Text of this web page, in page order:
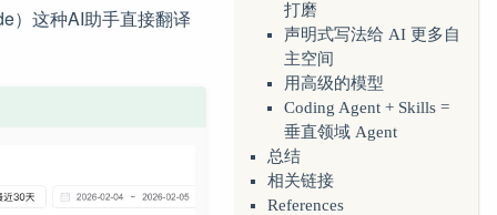
打磨
声明式写法给 AI 更多自
主空间
用高级的模型
Coding Agent + Skills =
垂直领域 Agent
总结
相关链接
References
）这种AI助手直接翻译